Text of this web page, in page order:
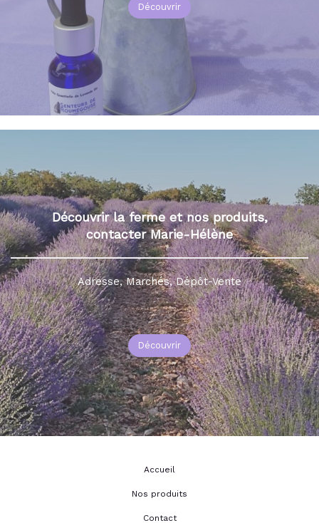
Découvrir
Découvrir la ferme et nos produits,
contacter Marie-Hélène
Adresse, Marchés, Dépôt-Vente
Découvrir
Accueil
Nos produits
Contact